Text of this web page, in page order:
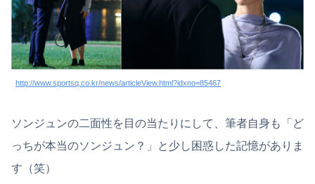
http://www.sportsq.co.kr/news/articleView.html?idxno=85467
ソンジュンの二面性を目の当たりにして、筆者自身も「ど
っちが本当のソンジュン？」と少し困惑した記憶がありま
す（笑）